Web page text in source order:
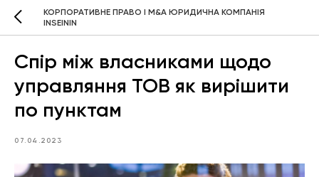
КОРПОРАТИВНЕ ПРАВО І M&A ЮРИДИЧНА КОМПАНІЯ
INSEININ
Спір між власниками щодо
управляння ТОВ як вирішити
по пунктам
07.04.2023